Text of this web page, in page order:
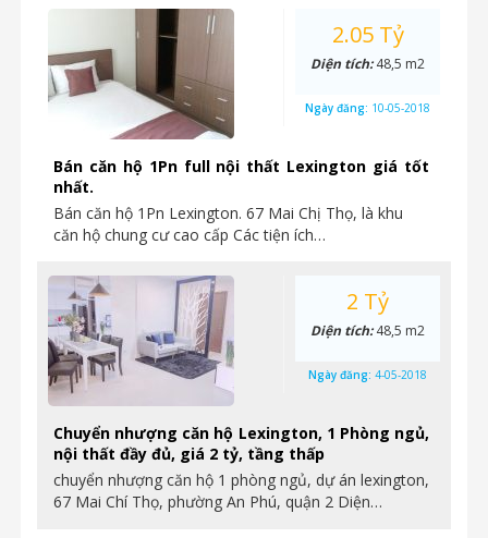
Bán căn hộ 1Pn full nội thất Lexington giá tốt
nhất.
Bán căn hộ 1Pn Lexington. 67 Mai Chị Thọ, là khu
căn hộ chung cư cao cấp Các tiện ích…
2.05 Tỷ
Diện tích:48,5 m2
Ngày đăng: 10-05-2018
Chuyển nhượng căn hộ Lexington, 1 Phòng ngủ,
nội thất đầy đủ, giá 2 tỷ, tầng thấp
chuyển nhượng căn hộ 1 phòng ngủ, dự án lexington,
67 Mai Chí Thọ, phường An Phú, quận 2 Diện…
2 Tỷ
Diện tích:48,5 m2
Ngày đăng: 4-05-2018